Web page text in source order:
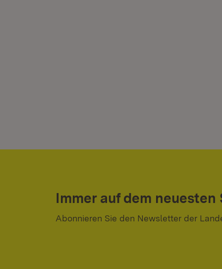
Immer auf dem neuesten
Abonnieren Sie den Newsletter der